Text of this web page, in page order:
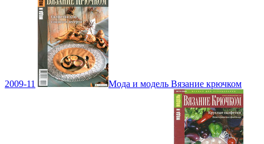
2009-11 Мода и модель Вязание крючком